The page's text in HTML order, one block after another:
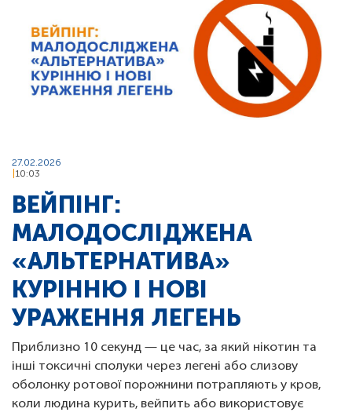
27.02.2026
10:03
ВЕЙПІНГ:
МАЛОДОСЛІДЖЕНА
«АЛЬТЕРНАТИВА»
КУРІННЮ І НОВІ
УРАЖЕННЯ ЛЕГЕНЬ
Приблизно 10 секунд — це час, за який нікотин та
інші токсичні сполуки через легені або слизову
оболонку ротової порожнини потрапляють у кров,
коли людина курить, вейпить або використовує